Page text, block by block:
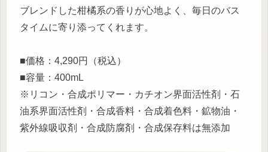
ブレンドした柑橘系の香りが心地よく、毎日のバス
タイムに寄り添ってくれます。
■価格：4,290円（税込）
■容量：400mL
※リコン・合成ポリマー・カチオン界面活性剤・石
油系界面活性剤・合成香料・合成着色料・鉱物油・
紫外線吸収剤・合成防腐剤・合成保存料は無添加